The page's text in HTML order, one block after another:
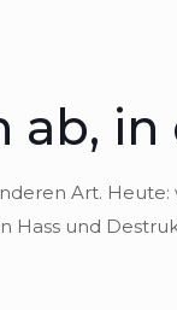
ab,
Art.
Hass und